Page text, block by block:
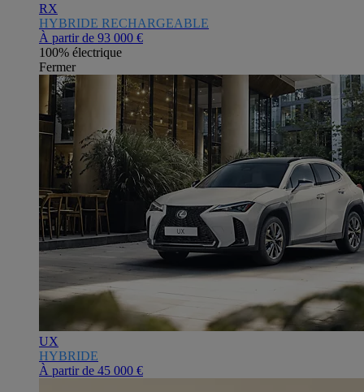
RX
HYBRIDE RECHARGEABLE
À partir de 93 000 €
100% électrique
Fermer
UX
HYBRIDE
À partir de 45 000 €